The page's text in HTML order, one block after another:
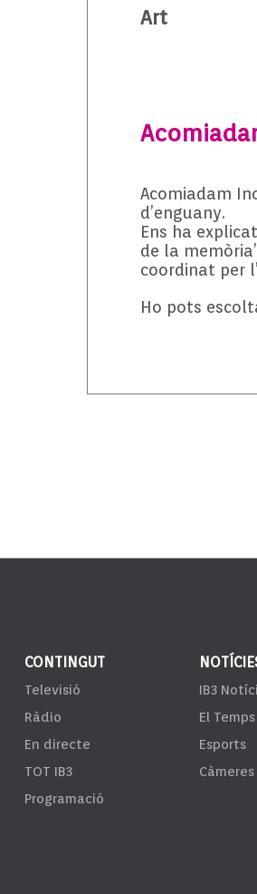
Art
Acomiadam
d’enguany.
Ens ha
de la
coordinat per
Ho pots
CONTINGUT
Televisió
Ràdio
En directe
TOT IB3
Programació
IB3
El Temps
Esports
Càmeres